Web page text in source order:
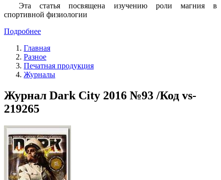
Эта статья посвящена изучению роли магния в
спортивной физиологии
Подробнее
Главная
Разное
Печатная продукция
Журналы
Журнал Dark City 2016 №93 /Код vs-
219265